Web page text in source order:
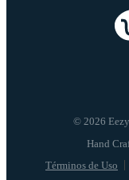
© 2026
Términos de Uso